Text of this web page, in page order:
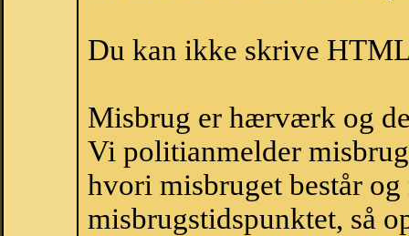
Du kan ikke skrive
Misbrug er hærværk og
Vi politianmelder
hvori misbruget består
misbrugstidspunktet, så